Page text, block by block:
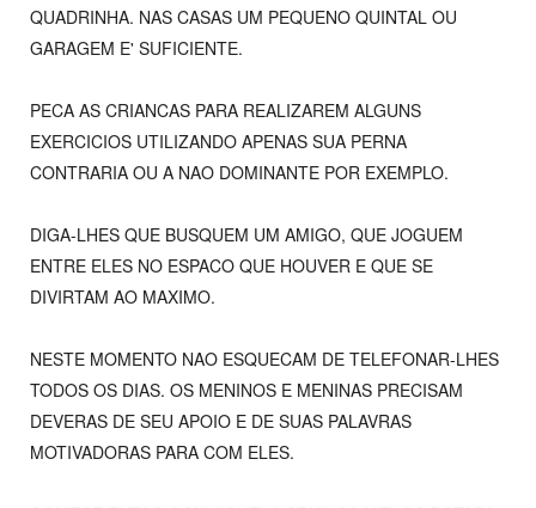
QUADRINHA. NAS CASAS UM PEQUENO QUINTAL OU
GARAGEM E' SUFICIENTE.
PECA AS CRIANCAS PARA REALIZAREM ALGUNS
EXERCICIOS UTILIZANDO APENAS SUA PERNA
CONTRARIA OU A NAO DOMINANTE POR EXEMPLO.
DIGA-LHES QUE BUSQUEM UM AMIGO, QUE JOGUEM
ENTRE ELES NO ESPACO QUE HOUVER E QUE SE
DIVIRTAM AO MAXIMO.
NESTE MOMENTO NAO ESQUECAM DE TELEFONAR-LHES
TODOS OS DIAS. OS MENINOS E MENINAS PRECISAM
DEVERAS DE SEU APOIO E DE SUAS PALAVRAS
MOTIVADORAS PARA COM ELES.